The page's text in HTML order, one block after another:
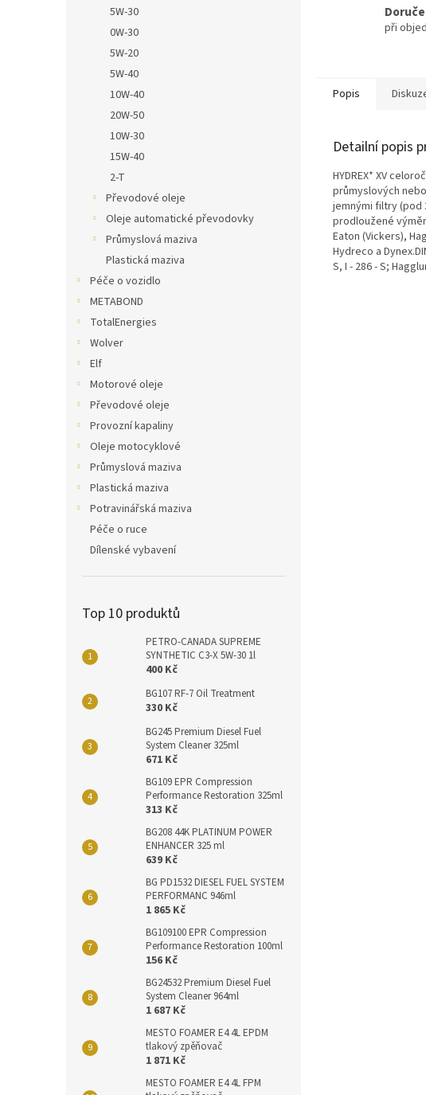
5W-30
0W-30
5W-20
5W-40
10W-40
20W-50
10W-30
15W-40
2-T
Převodové oleje
Oleje automatické převodovky
Průmyslová maziva
Plastická maziva
Péče o vozidlo
METABOND
TotalEnergies
Wolver
Elf
Motorové oleje
Převodové oleje
Provozní kapaliny
Oleje motocyklové
Průmyslová maziva
Plastická maziva
Potravinářská maziva
Péče o ruce
Dílenské vybavení
Top 10 produktů
PETRO-CANADA SUPREME
SYNTHETIC C3-X 5W-30 1l
400 Kč
BG107 RF-7 Oil Treatment
330 Kč
BG245 Premium Diesel Fuel
System Cleaner 325ml
671 Kč
BG109 EPR Compression
Performance Restoration 325ml
313 Kč
BG208 44K PLATINUM POWER
ENHANCER 325 ml
639 Kč
BG PD1532 DIESEL FUEL SYSTEM
PERFORMANC 946ml
1 865 Kč
BG109100 EPR Compression
Performance Restoration 100ml
156 Kč
BG24532 Premium Diesel Fuel
System Cleaner 964ml
1 687 Kč
MESTO FOAMER E4 4L EPDM
tlakový zpěňovač
1 871 Kč
MESTO FOAMER E4 4L FPM
při
Popis
Detailní popis
HYDREX* XV
průmyslových
jemnými filtry (pod
prodloužené
Eaton (Vickers),
Hydreco a
S, I - 286 - S;